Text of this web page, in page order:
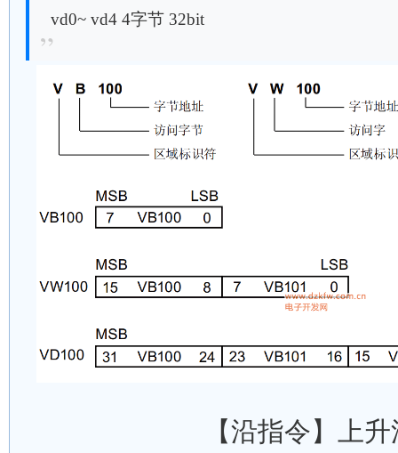
vd0~ vd4 4字节 32bit
【沿指令】上